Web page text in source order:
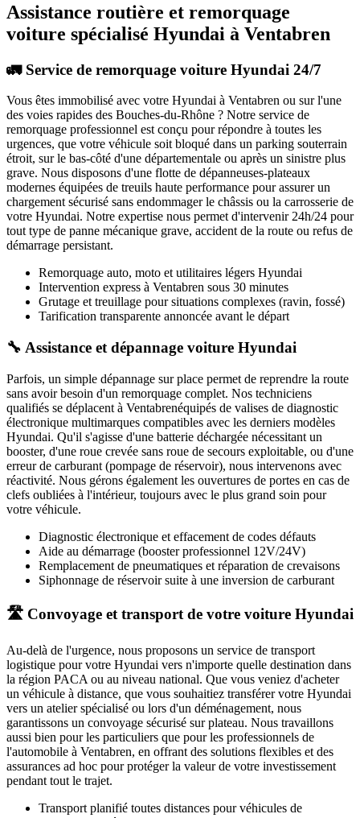
Assistance routière et remorquage
voiture spécialisé Hyundai à Ventabren
🚛 Service de remorquage voiture Hyundai 24/7
Vous êtes immobilisé avec votre Hyundai à Ventabren ou sur l'une
des voies rapides des Bouches-du-Rhône ? Notre service de
remorquage professionnel est conçu pour répondre à toutes les
urgences, que votre véhicule soit bloqué dans un parking souterrain
étroit, sur le bas-côté d'une départementale ou après un sinistre plus
grave. Nous disposons d'une flotte de dépanneuses-plateaux
modernes équipées de treuils haute performance pour assurer un
chargement sécurisé sans endommager le châssis ou la carrosserie de
votre Hyundai. Notre expertise nous permet d'intervenir 24h/24 pour
tout type de panne mécanique grave, accident de la route ou refus de
démarrage persistant.
Remorquage auto, moto et utilitaires légers Hyundai
Intervention express à Ventabren sous 30 minutes
Grutage et treuillage pour situations complexes (ravin, fossé)
Tarification transparente annoncée avant le départ
🔧 Assistance et dépannage voiture Hyundai
Parfois, un simple dépannage sur place permet de reprendre la route
sans avoir besoin d'un remorquage complet. Nos techniciens
qualifiés se déplacent à Ventabrenéquipés de valises de diagnostic
électronique multimarques compatibles avec les derniers modèles
Hyundai. Qu'il s'agisse d'une batterie déchargée nécessitant un
booster, d'une roue crevée sans roue de secours exploitable, ou d'une
erreur de carburant (pompage de réservoir), nous intervenons avec
réactivité. Nous gérons également les ouvertures de portes en cas de
clefs oubliées à l'intérieur, toujours avec le plus grand soin pour
votre véhicule.
Diagnostic électronique et effacement de codes défauts
Aide au démarrage (booster professionnel 12V/24V)
Remplacement de pneumatiques et réparation de crevaisons
Siphonnage de réservoir suite à une inversion de carburant
🛣️ Convoyage et transport de votre voiture Hyundai
Au-delà de l'urgence, nous proposons un service de transport
logistique pour votre Hyundai vers n'importe quelle destination dans
la région PACA ou au niveau national. Que vous veniez d'acheter
un véhicule à distance, que vous souhaitiez transférer votre Hyundai
vers un atelier spécialisé ou lors d'un déménagement, nous
garantissons un convoyage sécurisé sur plateau. Nous travaillons
aussi bien pour les particuliers que pour les professionnels de
l'automobile à Ventabren, en offrant des solutions flexibles et des
assurances ad hoc pour protéger la valeur de votre investissement
pendant tout le trajet.
Transport planifié toutes distances pour véhicules de